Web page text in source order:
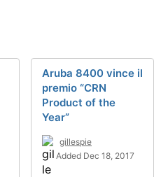
Aruba 8400 vince il
premio “CRN
Product of the
Year”
gillespie
Added Dec 18, 2017